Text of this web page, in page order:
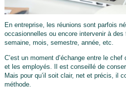
En entreprise, les réunions sont parfois
occasionnelles ou encore intervenir à des
semaine, mois, semestre, année, etc.
C’est un moment d’échange entre le
et les employés. Il est conseillé de
Mais pour qu’il soit clair, net et précis, il
méthode.